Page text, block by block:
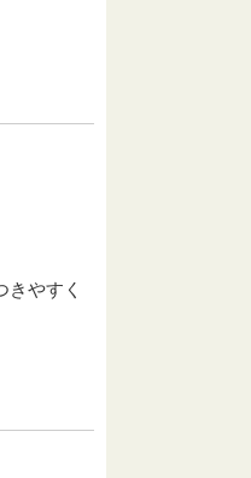
やすく